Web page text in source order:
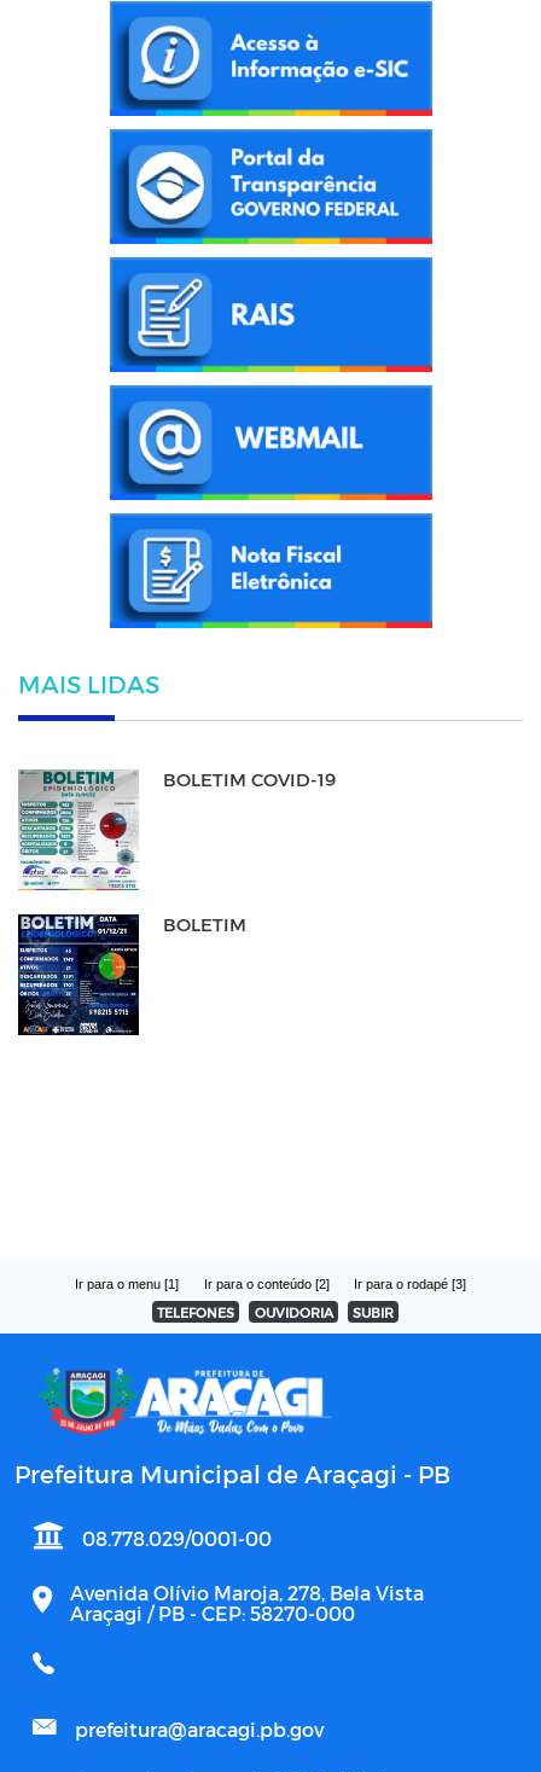
MAIS LIDAS
BOLETIM COVID-19
BOLETIM
Ir para o menu [1] Ir para o conteúdo [2] Ir para o rodapé [3]
TELEFONES OUVIDORIA SUBIR
Prefeitura Municipal de Araçagi - PB
08.778.029/0001-00
Avenida Olívio Maroja, 278, Bela Vista
Araçagi / PB - CEP: 58270-000
prefeitura@aracagi.pb.gov